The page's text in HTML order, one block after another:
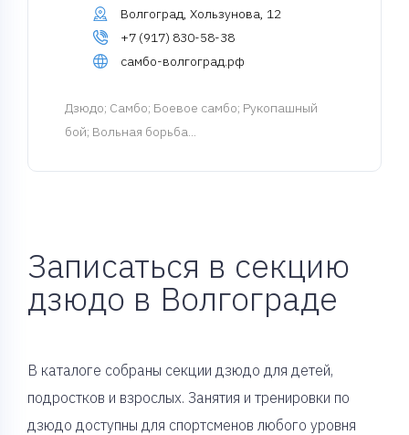
Волгоград, Хользунова, 12
+7 (917) 830-58-38
самбо-волгоград.рф
Дзюдо; Самбо; Боевое самбо; Рукопашный
бой; Вольная борьба...
Записаться в секцию
дзюдо в Волгограде
В каталоге собраны секции дзюдо для детей,
подростков и взрослых. Занятия и тренировки по
дзюдо доступны для спортсменов любого уровня